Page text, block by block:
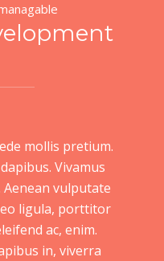
mollis pretium.
Vivamus
vulputate
ligula, porttitor
ac, enim.
in, viverra